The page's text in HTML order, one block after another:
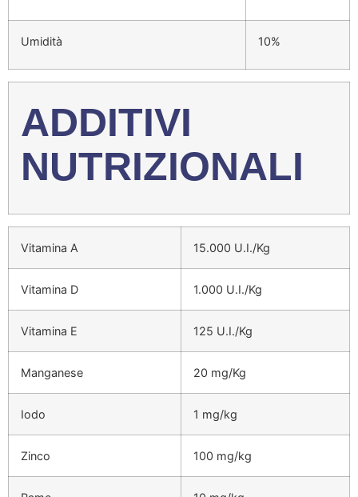
Umidità 10%
ADDITIVI
NUTRIZIONALI
Vitamina A 15.000 U.I./Kg
Vitamina D 1.000 U.I./Kg
Vitamina E 125 U.I./Kg
Manganese 20 mg/Kg
Iodo 1 mg/kg
Zinco 100 mg/kg